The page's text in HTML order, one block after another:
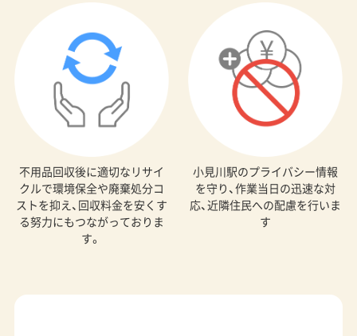
不用品回収後に適切なリサイ
クルで環境保全や廃棄処分コ
ストを抑え、回収料金を安くす
る努力にもつながっておりま
す。
小見川駅のプライバシー情報
を守り、作業当日の迅速な対
応、近隣住民への配慮を行いま
す